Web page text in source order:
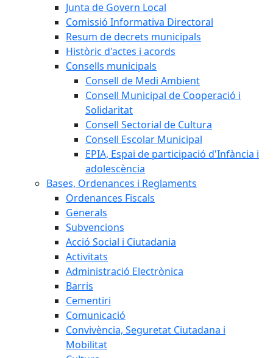
Junta de Govern Local
Comissió Informativa Directoral
Resum de decrets municipals
Històric d'actes i acords
Consells municipals
Consell de Medi Ambient
Consell Municipal de Cooperació i
Solidaritat
Consell Sectorial de Cultura
Consell Escolar Municipal
EPIA, Espai de participació d'Infància i
adolescència
Bases, Ordenances i Reglaments
Ordenances Fiscals
Generals
Subvencions
Acció Social i Ciutadania
Activitats
Administració Electrònica
Barris
Cementiri
Comunicació
Convivència, Seguretat Ciutadana i
Mobilitat